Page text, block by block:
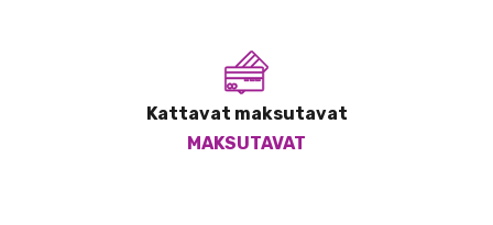
Kattavat maksutavat
MAKSUTAVAT